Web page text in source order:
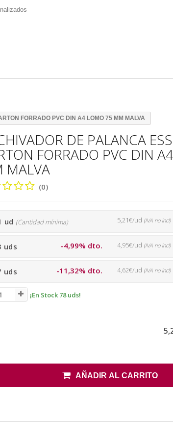
FORRADO PVC DIN A4 LOMO 75 MM MALVA
DE PALANCA
FORRADO PVC DIN
MALVA
(0)
ud (Cantidad mínima) 5,21€/ud (IVA no incl)
uds -4,99% dto. 4,95€/ud (IVA no incl)
uds -11,32% dto. 4,62€/ud (IVA no incl)
¡En Stock 78 uds!
AÑADIR AL CARRITO